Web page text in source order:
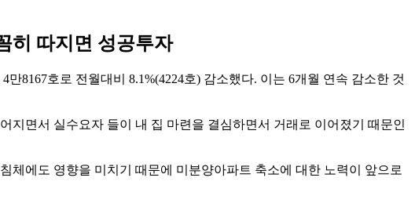
히 따지면 성공투자
8167호로 전월대비 8.1%(4224호) 감소했다. 이는 6개월 연속 감소한 것
지면서 실수요자 들이 내 집 마련을 결심하면서 거래로 이어졌기 때문인
체에도 영향을 미치기 때문에 미분양아파트 축소에 대한 노력이 앞으로